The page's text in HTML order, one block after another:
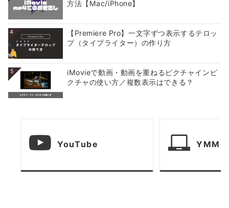
方法【Mac/iPhone】
4
【Premiere Pro】一文字ずつ表示するテロッ
プ（タイプライター）の作り方
5
iMovieで動画・動画を重ねるピクチャインピ
クチャの使い方／複数表示はできる？
YouTube YMM4